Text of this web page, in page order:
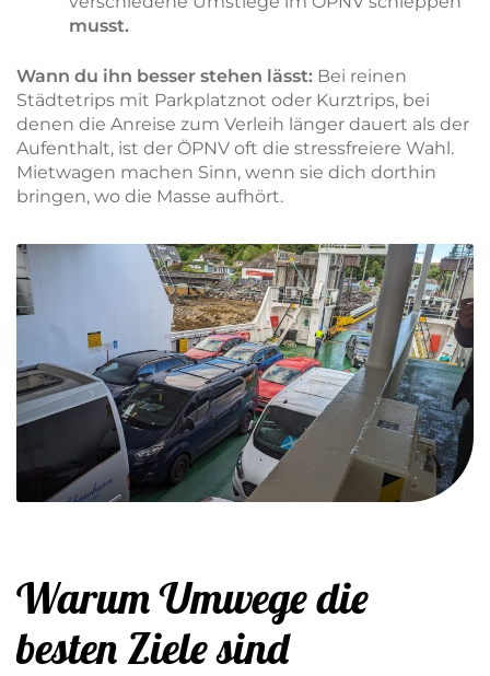
musst.
Wann du ihn besser stehen lässt: Bei reinen
Städtetrips mit Parkplatznot oder Kurztrips, bei
denen die Anreise zum Verleih länger dauert als der
Aufenthalt, ist der ÖPNV oft die stressfreiere Wahl.
Mietwagen machen Sinn, wenn sie dich dorthin
bringen, wo die Masse aufhört.
Warum Umwege die
besten Ziele sind